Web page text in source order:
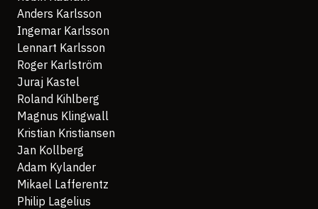
Anders Karlsson
Ingemar Karlsson
Lennart Karlsson
Roger Karlström
Juraj Kastel
Roland Kihlberg
Magnus Klingwall
Kristian Kristiansen
Jan Kollberg
Adam Kylander
Mikael Lafferentz
Philip Lagelius